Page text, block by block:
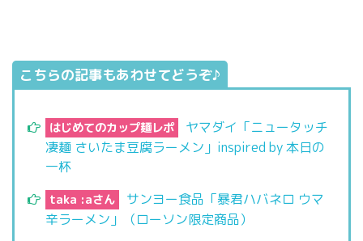
こちらの記事もあわせてどうぞ♪
はじめてのカップ麺レポ
ヤマダイ「ニュータッチ
凄麺 さいたま豆腐ラーメン」inspired by 本日の
一杯
taka :aさん
サンヨー食品「暴君ハバネロ ウマ
辛ラーメン」（ローソン限定商品）